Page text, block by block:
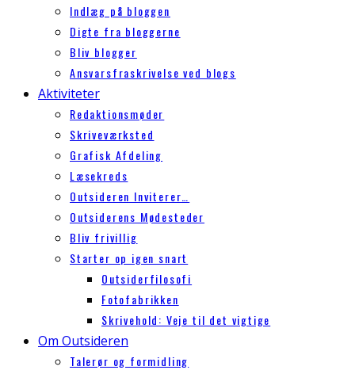
Indlæg på bloggen
Digte fra bloggerne
Bliv blogger
Ansvarsfraskrivelse ved blogs
Aktiviteter
Redaktionsmøder
Skriveværksted
Grafisk Afdeling
Læsekreds
Outsideren Inviterer…
Outsiderens Mødesteder
Bliv frivillig
Starter op igen snart
Outsiderfilosofi
Fotofabrikken
Skrivehold: Veje til det vigtige
Om Outsideren
Talerør og formidling